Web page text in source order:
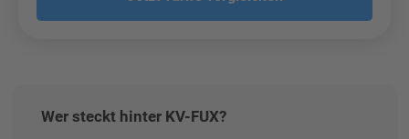
Wer steckt hinter KV-FUX?